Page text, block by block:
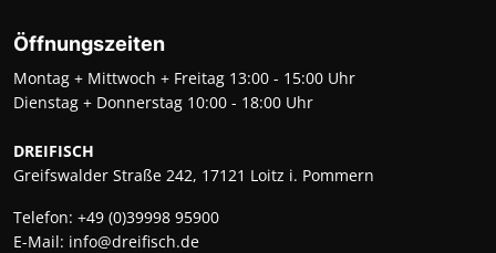
Öffnungszeiten
Montag + Mittwoch + Freitag 13:00 - 15:00 Uhr
Dienstag + Donnerstag 10:00 - 18:00 Uhr
DREIFISCH
Greifswalder Straße 242, 17121 Loitz i. Pommern
Telefon: +49 (0)39998 95900
E-Mail: info@dreifisch.de